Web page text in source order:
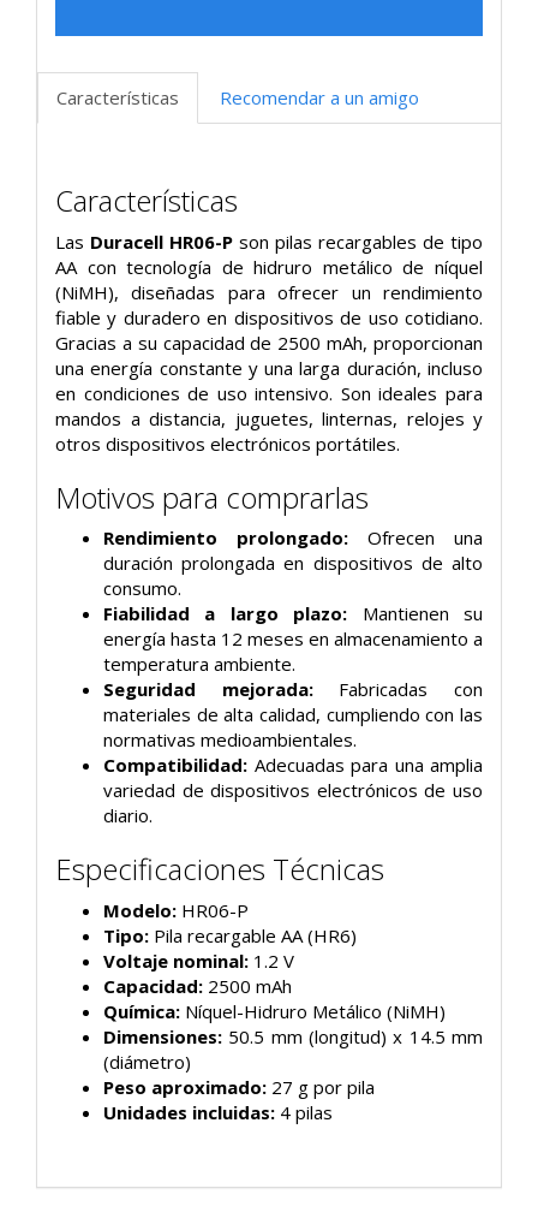
Características Recomendar a un amigo
Características
Las Duracell HR06-P son pilas recargables de tipo
AA con tecnología de hidruro metálico de níquel
(NiMH), diseñadas para ofrecer un rendimiento
fiable y duradero en dispositivos de uso cotidiano.
Gracias a su capacidad de 2500 mAh, proporcionan
una energía constante y una larga duración, incluso
en condiciones de uso intensivo. Son ideales para
mandos a distancia, juguetes, linternas, relojes y
otros dispositivos electrónicos portátiles.
Motivos para comprarlas
Rendimiento prolongado: Ofrecen una
duración prolongada en dispositivos de alto
consumo.
Fiabilidad a largo plazo: Mantienen su
energía hasta 12 meses en almacenamiento a
temperatura ambiente.
Seguridad mejorada:Fabricadas con
materiales de alta calidad, cumpliendo con las
normativas medioambientales.
Compatibilidad: Adecuadas para una amplia
variedad de dispositivos electrónicos de uso
diario.
Especificaciones Técnicas
Modelo: HR06-P
Tipo: Pila recargable AA (HR6)
Voltaje nominal: 1.2 V
Capacidad: 2500 mAh
Química: Níquel-Hidruro Metálico (NiMH)
Dimensiones: 50.5 mm (longitud) x 14.5 mm
(diámetro)
Peso aproximado: 27 g por pila
Unidades incluidas: 4 pilas